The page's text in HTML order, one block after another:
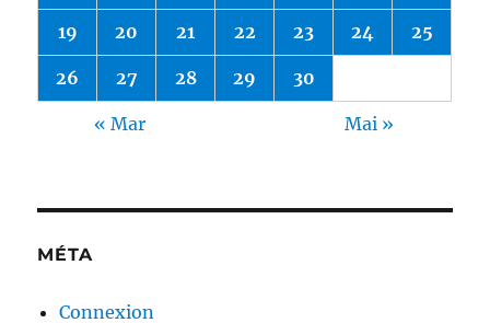
19 20 21 22 23 24 25
26 27 28 29 30
« Mar Mai »
MÉTA
Connexion